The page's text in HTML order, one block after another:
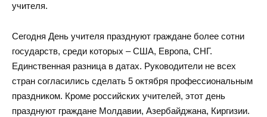
учителя.
Сегодня День учителя празднуют граждане более сотни
государств, среди которых – США, Европа, СНГ.
Единственная разница в датах. Руководители не всех
стран согласились сделать 5 октября профессиональным
праздником. Кроме российских учителей, этот день
празднуют граждане Молдавии, Азербайджана, Киргизии.